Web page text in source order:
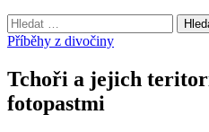
Vyhledávání
Příběhy z divočiny
Tchoři a jejich
fotopastmi